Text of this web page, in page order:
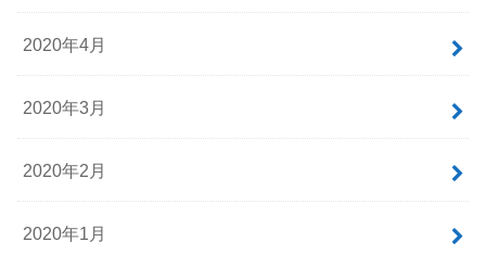
2020年4月
2020年3月
2020年2月
2020年1月